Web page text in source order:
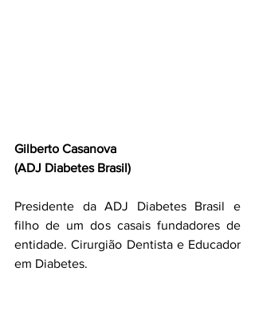
Gilberto Casanova
(ADJ Diabetes Brasil)
Presidente da ADJ Diabetes Brasil e
filho de um dos casais fundadores de
entidade. Cirurgião Dentista e Educador
em Diabetes.